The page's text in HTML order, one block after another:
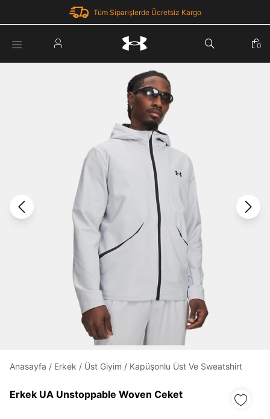
Tüm Siparişlerde Ücretsiz Kargo
Şifremi Unuttum
Under Armour'da yeni misiniz? Kayıt Ol
Üye Olmadan Devam Et
0
Anasayfa / Erkek / Üst Giyim / Kapüşonlu Üst Ve Sweatshirt
Erkek UA Unstoppable Woven Ceket
Parola Yenileme
Parolayı Yenile
Giriş Sayfasına Dön
Zaten hesabın var mı? Giriş yap
Daha hızlı ödeme. Hızlı sipariş takibi.